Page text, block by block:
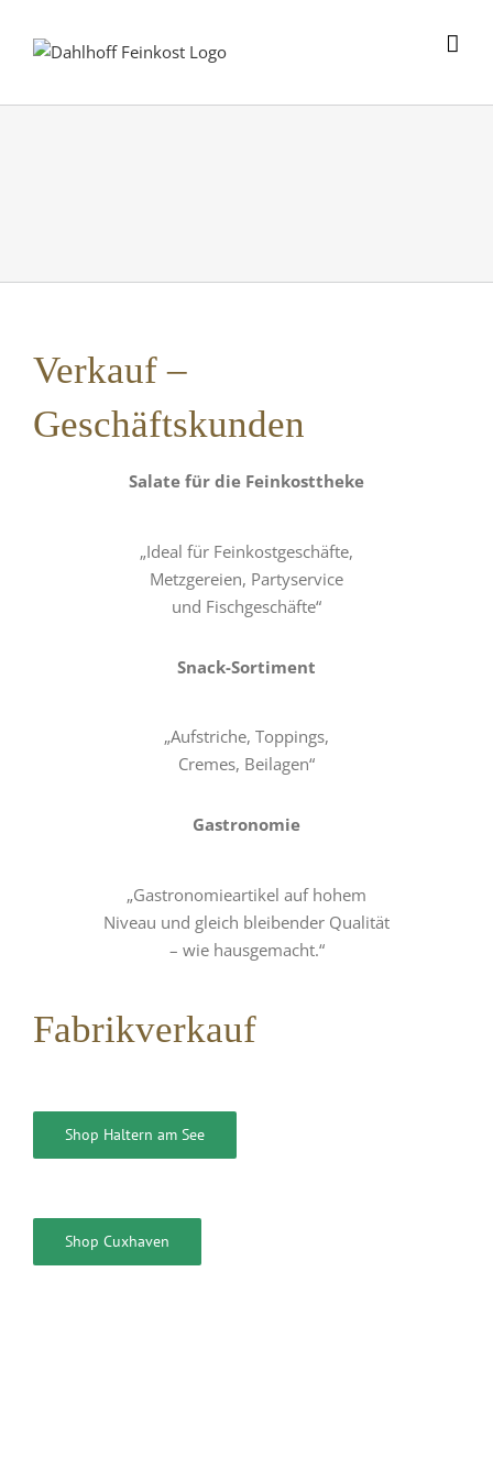
Verkauf –
Geschäftskunden
Salate für die Feinkosttheke
„Ideal für Feinkostgeschäfte,
Metzgereien, Partyservice
und Fischgeschäfte“
Snack-Sortiment
„Aufstriche, Toppings,
Cremes, Beilagen“
Gastronomie
„Gastronomieartikel auf hohem
Niveau und gleich bleibender Qualität
– wie hausgemacht.“
Fabrikverkauf
Shop Haltern am See
Shop Cuxhaven